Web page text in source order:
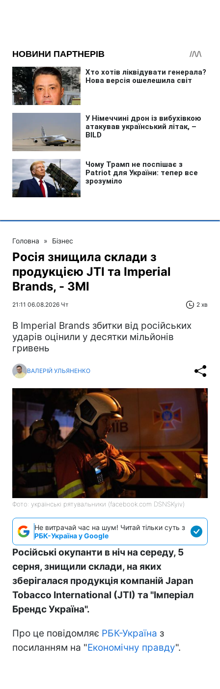
Головна » Бізнес
Росія знищила склади з
продукцією JTI та Imperial
Brands, - ЗМІ
21:11 06.08.2026 Чт 2 хв
В Imperial Brands збитки від російських
ударів оцінили у десятки мільйонів
гривень
ВАЛЕРІЙ УЛЬЯНЕНКО
Фото: українські рятувальники (facebook.com DSNSKyiv)
Не витрачай час на шум! Читай тільки суть з
РБК-Україна у Google
Російські окупанти в ніч на середу, 5
серня, знищили склади, на яких
зберігалася продукція компаній Japan
Tobacco International (JTI) та "Імперіал
Брендс Україна".
Про це повідомляє РБК-Україна з
посиланням на "Економічну правду".